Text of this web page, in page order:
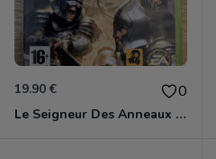
19.90 € 0
Le Seigneur Des Anneaux - L'âge Des Conquêtes Xbox 360